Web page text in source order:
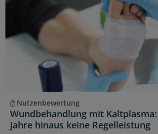
Nutzenbewertung
Wundbehandlung mit
Jahre hinaus keine Regelleistung